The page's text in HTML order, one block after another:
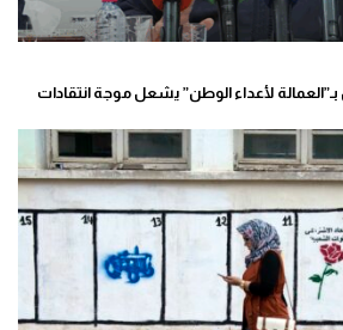
لأعداء الوطن” يشعل موجة انتقادات